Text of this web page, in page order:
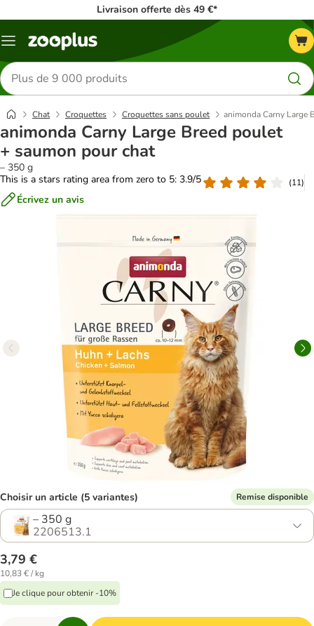
Livraison offerte dès 49 €*
Menu
Rechercher
des
produits
Chat Croquettes Croquettes sans poulet animonda Carny Large
animonda Carny Large Breed poulet
+ saumon pour chat
– 350 g
This is a stars rating area from zero to 5: 3.9/5
(11)
Écrivez un avis
Choisir un article (5 variantes) Remise disponible
– 350 g
2206513.1
3,79 €
10,83 € / kg
Je clique pour obtenir -10%